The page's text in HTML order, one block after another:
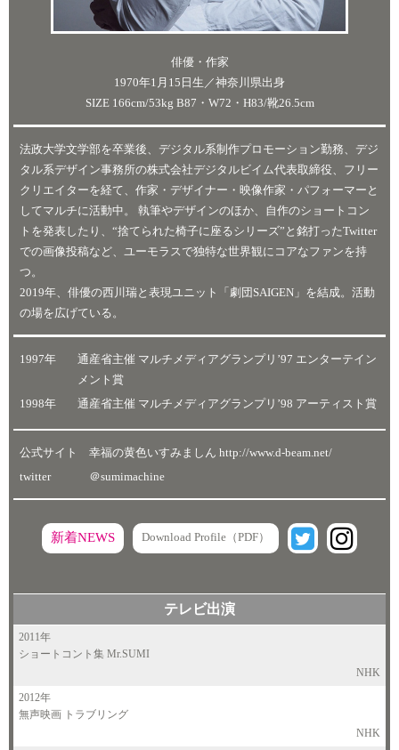
俳優・作家
1970年1月15日生／神奈川県出身
SIZE 166cm/53kg B87・W72・H83/靴26.5cm
法政大学文学部を卒業後、デジタル系制作プロモーション勤務、デジ
タル系デザイン事務所の株式会社デジタルビイム代表取締役、フリー
クリエイターを経て、作家・デザイナー・映像作家・パフォーマーと
してマルチに活動中。 執筆やデザインのほか、自作のショートコン
トを発表したり、“捨てられた椅子に座るシリーズ”と銘打ったTwitter
での画像投稿など、ユーモラスで独特な世界観にコアなファンを持
つ。
2019年、俳優の西川瑞と表現ユニット「劇団SAIGEN」を結成。活動
の場を広げている。
1997年
通産省主催 マルチメディアグランプリ’97 エンターテイン
メント賞
1998年
通産省主催 マルチメディアグランプリ’98 アーティスト賞
公式サイト 幸福の黄色いすみましん http://www.d-beam.net/
twitter
＠sumimachine
新着NEWS Download Profile（PDF）
テレビ出演
2011年
ショートコント集 Mr.SUMI
NHK
2012年
無声映画 トラブリング
NHK